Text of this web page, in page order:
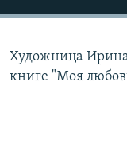
Художница Ирина
книге "Моя